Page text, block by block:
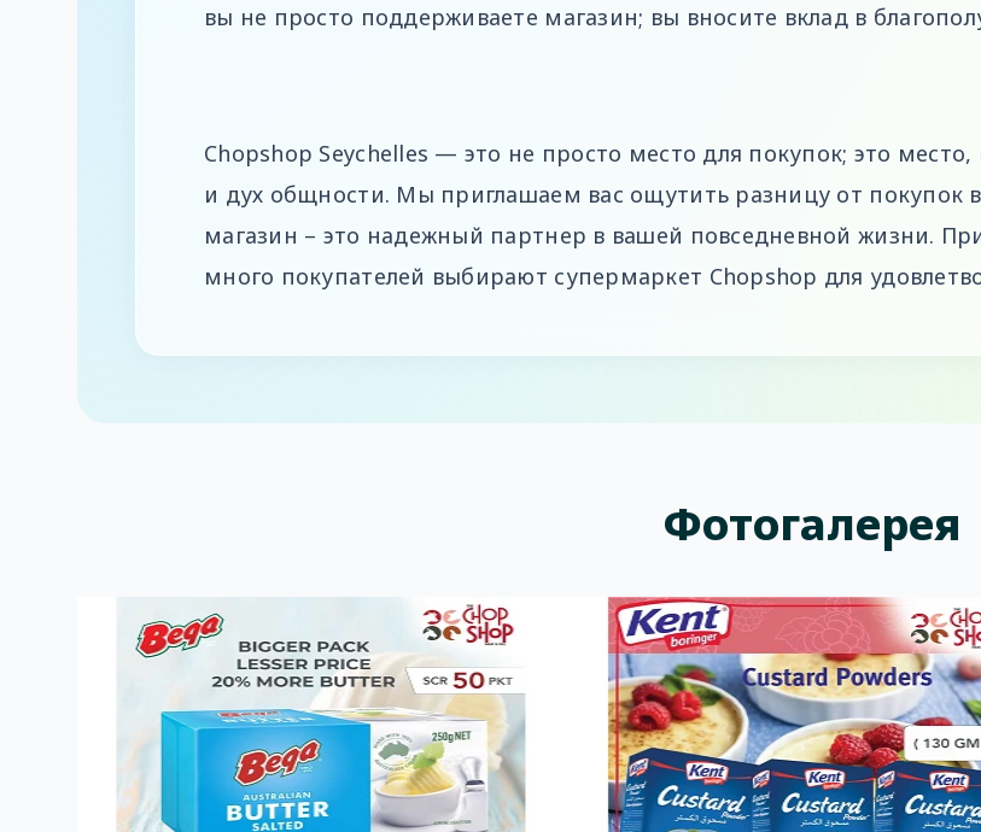
вы не просто поддерживаете магазин; вы вносите вклад в
Chopshop Seychelles — это не просто место для покупок; это место,
и дух общности. Мы приглашаем вас ощутить разницу от покупок
магазин – это надежный партнер в вашей повседневной жизни.
много покупателей выбирают супермаркет Chopshop для
Фотогалерея